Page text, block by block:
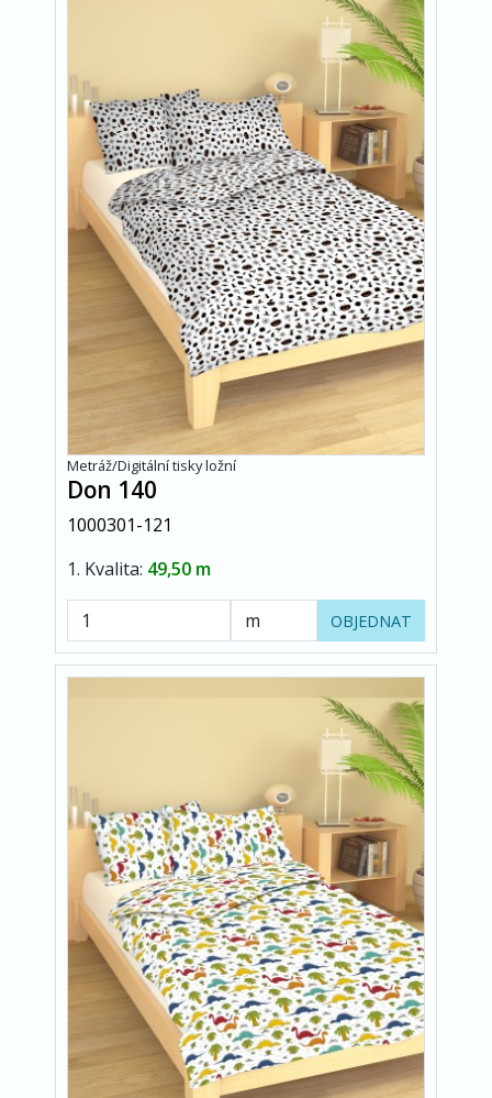
Metráž/Digitální tisky ložní
Don 140
1000301-121
1. Kvalita: 49,50 m
OBJEDNAT